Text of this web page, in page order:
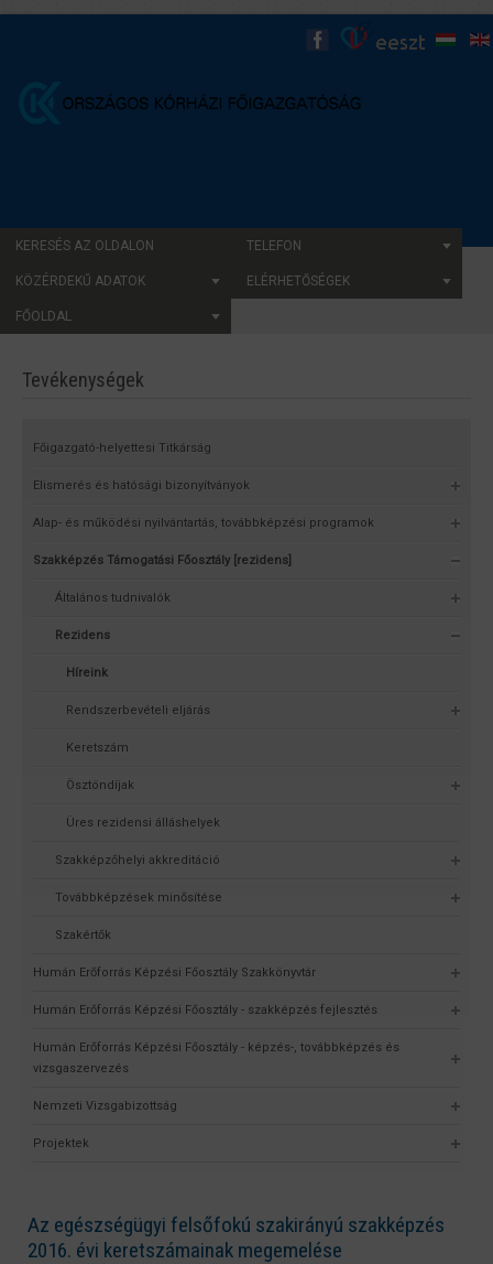
KERESÉS AZ OLDALON TELEFON
KÖZÉRDEKŰ ADATOK ELÉRHETŐSÉGEK
FŐOLDAL
Tevékenységek
Főigazgató-helyettesi Titkárság
Elismerés és hatósági bizonyítványok
Alap- és működési nyilvántartás, továbbképzési programok
Szakképzés Támogatási Főosztály [rezidens]
Általános tudnivalók
Rezidens
Híreink
Rendszerbevételi eljárás
Keretszám
Ösztöndíjak
Üres rezidensi álláshelyek
Szakképzőhelyi akkreditáció
Továbbképzések minősítése
Szakértők
Humán Erőforrás Képzési Főosztály Szakkönyvtár
Humán Erőforrás Képzési Főosztály - szakképzés fejlesztés
Humán Erőforrás Képzési Főosztály - képzés-, továbbképzés és
vizsgaszervezés
Nemzeti Vizsgabizottság
Projektek
Az egészségügyi felsőfokú szakirányú szakképzés
2016. évi keretszámainak megemelése